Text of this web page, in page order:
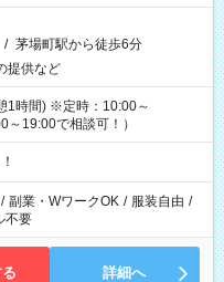
/ 茅場町駅から徒歩6分
提供など
1時間) ※定時：10:00～
19:00で相談可！）
/ 副業・WワークOK / 服装自由 /
不要
詳細へ